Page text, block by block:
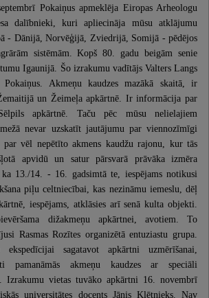
Pokaiņus apmeklēja Eiropas Arheologu
dalībnieki, kuri apliecināja mūsu atklājumu
- Dānijā, Norvēģijā, Zviedrijā, Somijā - pēdējos
sistēmām. Kopš 80. gadu beigām senie
Igaunijā. Šo izrakumu vadītājs Valters Langs
Akmeņu kaudzes mazākā skaitā, ir
un Žeimeļa apkārtnē. Ir informācija par
apkārtnē. Taču pēc mūsu nelielajiem
nevar uzskatīt jautājumu par viennozīmīgi
par vēl nepētīto akmens kaudžu rajonu, kur tās
apvidū un satur pārsvarā prāvāka izmēra
ka 13./14. - 16. gadsimtā te, iespējams notikusi
piļu celtniecībai, kas nezināmu iemeslu, dēļ
iespējams, atklāsies arī senā kulta objekti.
dižakmeņu apkārtnei, avotiem. To
Rasmas Rozītes organizētā entuziastu grupa.
sagatavot apkārtni uzmērīšanai,
pamanāmās akmeņu kaudzes ar speciāli
Izrakumu vietas tuvāko apkārtni 16. novembrī
universitātes docents Jānis Klētnieks. Nav